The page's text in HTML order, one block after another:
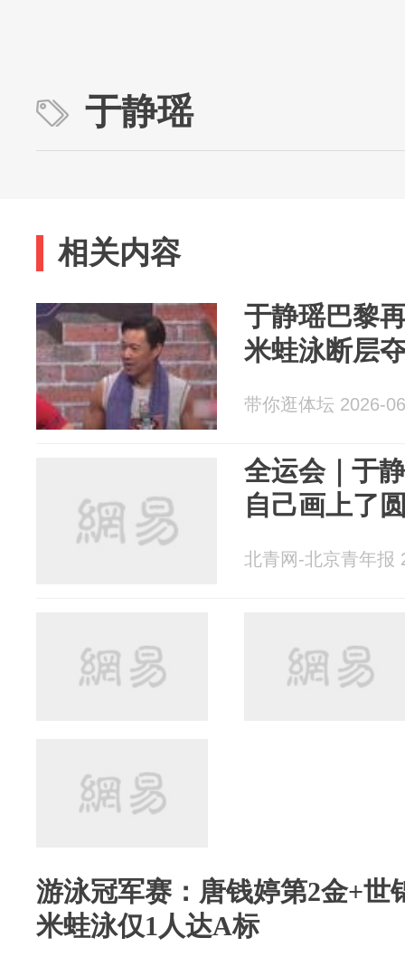
于静瑶
相关内容
于静瑶巴黎
米蛙泳断层
带你逛体坛 2026-
全运会｜于
自己画上了
北青网-北京青年报
游泳冠军赛：唐钱婷第2金+世
米蛙泳仅1人达A标